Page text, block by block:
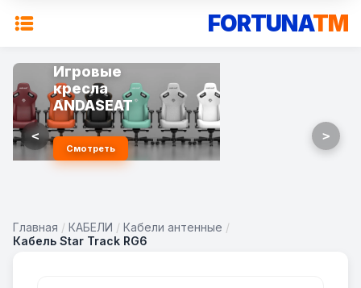
FORTUNATM
Игровые
кресла
ANDASEAT
Смотреть
< >
Главная / КАБЕЛИ / Кабели антенные /
Кабель Star Track RG6